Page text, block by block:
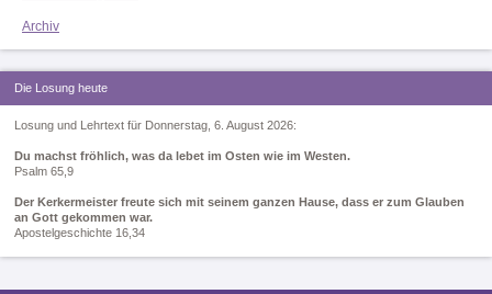
Archiv
Die Losung heute
Losung und Lehrtext für Donnerstag, 6. August 2026:
Du machst fröhlich, was da lebet im Osten wie im Westen.
Psalm 65,9
Der Kerkermeister freute sich mit seinem ganzen Hause, dass er zum Glauben
an Gott gekommen war.
Apostelgeschichte 16,34